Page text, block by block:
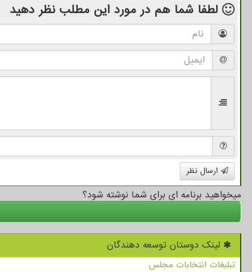
لطفا شما هم در مورد این مطلب نظر دهید
ارسال نظر
میخواهید برنامه ای برای شما نوشته شود؟
لینک دوستان توسعه دهندگان
تبلیغات انتخابات مجلس